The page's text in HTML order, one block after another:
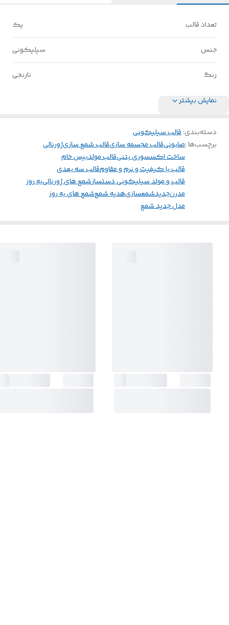
تعداد قالب یک
جنس سیلیکونی
رنگ نارنجی
نمایش بیشتر
دسته‌بندی:قالب سیلیکونی
برچسب‌ها :صابونیقالب مجسمه سازیقالب شمع سازیژورنالی
ساخت اکسسوری بتنیقالب مولدبیس خام
قالب با کیفیت و نرم و مقاومقالب سه بعدی
قالب و مولد سیلیکونی دستسازشمع های ژورنالیبه روز
مدرنجدیدشمعسازیهدیه شمعشمع های به روز
مدل جدید شمع